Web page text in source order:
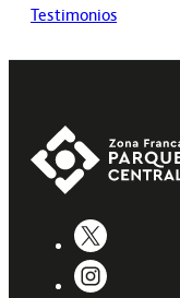
Testimonios